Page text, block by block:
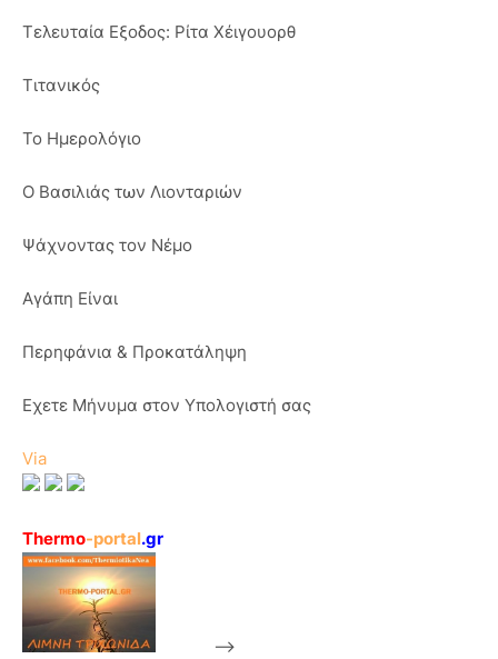
Τελευταία Εξοδος: Ρίτα Χέιγουορθ
Τιτανικός
Το Ημερολόγιο
Ο Βασιλιάς των Λιονταριών
Ψάχνοντας τον Νέμο
Αγάπη Είναι
Περηφάνια & Προκατάληψη
Εχετε Μήνυμα στον Υπολογιστή σας
Via
Thermo-portal.gr
-->